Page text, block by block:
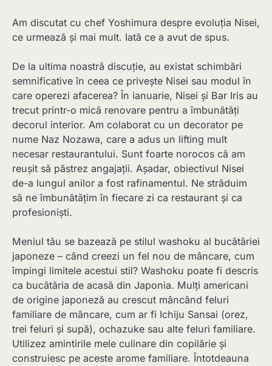
Am discutat cu chef Yoshimura despre evoluția Nisei,
ce urmează și mai mult. Iată ce a avut de spus.
De la ultima noastră discuție, au existat schimbări
semnificative în ceea ce privește Nisei sau modul în
care operezi afacerea? În ianuarie, Nisei și Bar Iris au
trecut printr-o mică renovare pentru a îmbunătăți
decorul interior. Am colaborat cu un decorator pe
nume Naz Nozawa, care a adus un lifting mult
necesar restaurantului. Sunt foarte norocos că am
reușit să păstrez angajații. Așadar, obiectivul Nisei
de-a lungul anilor a fost rafinamentul. Ne străduim
să ne îmbunătățim în fiecare zi ca restaurant și ca
profesioniști.
Meniul tău se bazează pe stilul washoku al bucătăriei
japoneze – când creezi un fel nou de mâncare, cum
împingi limitele acestui stil? Washoku poate fi descris
ca bucătăria de acasă din Japonia. Mulți americani
de origine japoneză au crescut mâncând feluri
familiare de mâncare, cum ar fi Ichiju Sansai (orez,
trei feluri și supă), ochazuke sau alte feluri familiare.
Utilizez amintirile mele culinare din copilărie și
construiesc pe aceste arome familiare. Întotdeauna